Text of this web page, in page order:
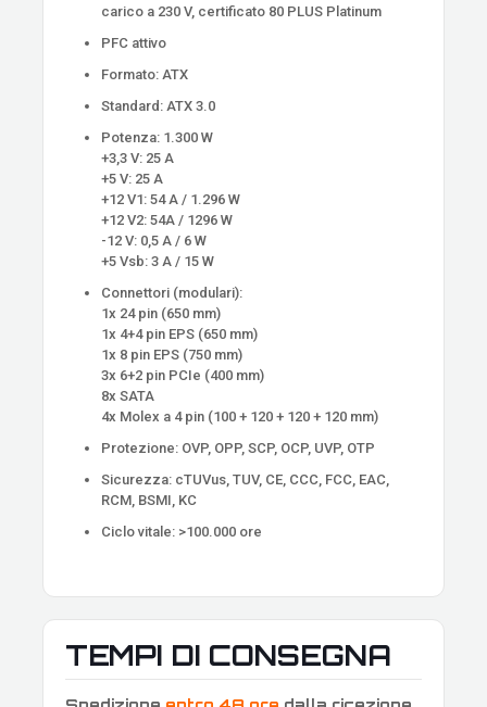
carico a 230 V, certificato 80 PLUS Platinum
PFC attivo
Formato: ATX
Standard: ATX 3.0
Potenza: 1.300 W
+3,3 V: 25 A
+5 V: 25 A
+12 V1: 54 A / 1.296 W
+12 V2: 54A / 1296 W
-12 V: 0,5 A / 6 W
+5 Vsb: 3 A / 15 W
Connettori (modulari):
1x 24 pin (650 mm)
1x 4+4 pin EPS (650 mm)
1x 8 pin EPS (750 mm)
3x 6+2 pin PCIe (400 mm)
8x SATA
4x Molex a 4 pin (100 + 120 + 120 + 120 mm)
Protezione: OVP, OPP, SCP, OCP, UVP, OTP
Sicurezza: cTUVus, TUV, CE, CCC, FCC, EAC,
RCM, BSMI, KC
Ciclo vitale: >100.000 ore
TEMPI DI CONSEGNA